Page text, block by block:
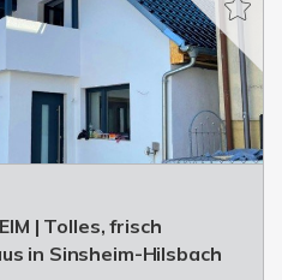
| Tolles, frisch
in Sinsheim-Hilsbach